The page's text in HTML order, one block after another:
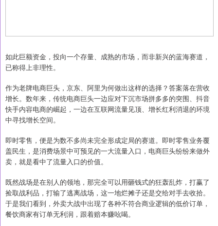
如此巨额资金，投向一个存量、成熟的市场，而非新兴的蓝海赛道，
已称得上非理性。
作为老牌电商巨头，京东、阿里为何做出这样的选择？答案落在营收
增长。数年来，传统电商巨头一边应对下沉市场拼多多的突围、抖音
快手内容电商的崛起，一边在互联网流量见顶、增长红利消退的环境
中寻找增长空间。
即时零售，便是为数不多尚未完全形成定局的赛道。即时零售业务覆
盖民生，是消费场景中可预见的一大流量入口，电商巨头纷纷来做外
卖，就是看中了流量入口的价值。
既然战场是在别人的领地，那完全可以用砸钱式的狂轰乱炸，打赢了
捡取战利品，打输了逃离战场，这一地烂摊子还是交给对手去收拾。
于是我们看到，外卖大战中出现了各种不符合商业逻辑的低价订单，
餐饮商家有订单无利润，跟着赔本赚吆喝。